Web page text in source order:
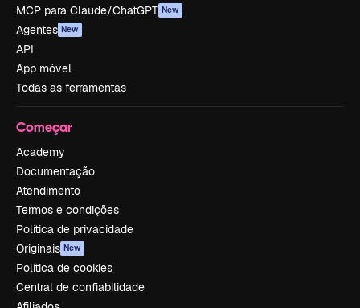
MCP para Claude/ChatGPT New
Agentes New
API
App móvel
Todas as ferramentas
Começar
Academy
Documentação
Atendimento
Termos e condições
Política de privacidade
Originais New
Política de cookies
Central de confiabilidade